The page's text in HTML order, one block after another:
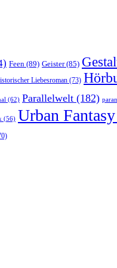
Feen (89) Geister(85)
Liebesroman (73)
(62) Parallelwelt (182)
(56) Urban Fantasy